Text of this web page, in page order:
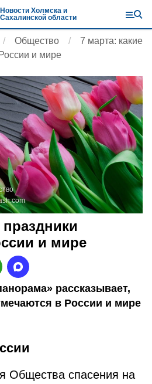
Новости Холмска и
Сахалинской области
Общество
7 марта: какие
и мире
праздники
и мире
рассказывает,
в России и мире
Общества спасения на